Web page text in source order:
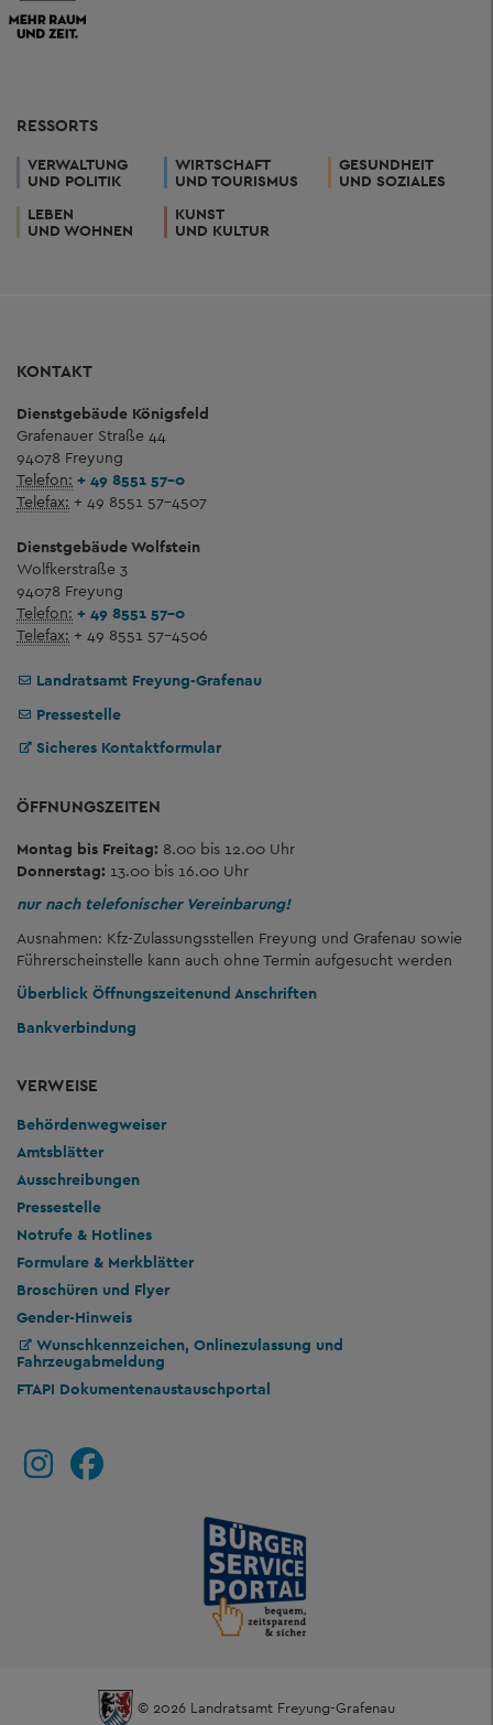
RESSORTS
VERWALTUNG
UND POLITIK
WIRTSCHAFT
UND TOURISMUS
GESUNDHEIT
UND SOZIALES
LEBEN
UND WOHNEN
KUNST
UND KULTUR
KONTAKT
Dienstgebäude Königsfeld
Grafenauer Straße 44
94078 Freyung
Telefon: + 49 8551 57-0
Telefax: + 49 8551 57-4507
Dienstgebäude Wolfstein
Wolfkerstraße 3
94078 Freyung
Telefon: + 49 8551 57-0
Telefax: + 49 8551 57-4506
Landratsamt Freyung-Grafenau
Pressestelle
Sicheres Kontaktformular
ÖFFNUNGSZEITEN
Montag bis Freitag: 8.00 bis 12.00 Uhr
Donnerstag: 13.00 bis 16.00 Uhr
nur nach telefonischer Vereinbarung!
Ausnahmen: Kfz-Zulassungsstellen Freyung und Grafenau sowie
Führerscheinstelle kann auch ohne Termin aufgesucht werden
Überblick Öffnungszeitenund Anschriften
Bankverbindung
VERWEISE
Behördenwegweiser
Amtsblätter
Ausschreibungen
Pressestelle
Notrufe & Hotlines
Formulare & Merkblätter
Broschüren und Flyer
Gender-Hinweis
Wunschkennzeichen, Onlinezulassung und
Fahrzeugabmeldung
FTAPI Dokumentenaustauschportal
© 2026 Landratsamt Freyung-Grafenau